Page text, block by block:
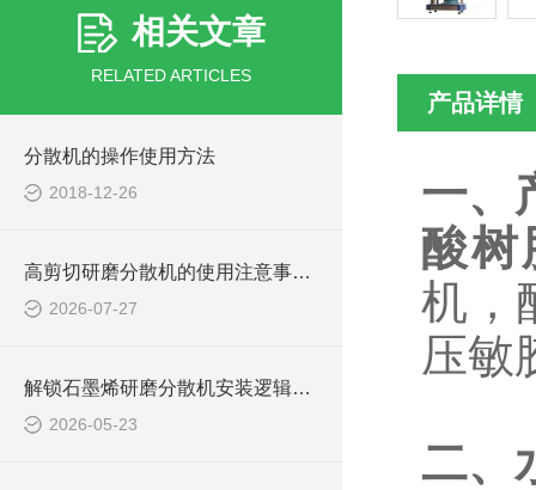
相关文章
RELATED ARTICLES
分散机的操作使用方法
2018-12-26
高剪切研磨分散机的使用注意事项有哪些？
2026-07-27
解锁石墨烯研磨分散机安装逻辑：从准备到调试，步骤拆解超清晰
2026-05-23
产品详情
一、
酸树
机，
压敏
二、